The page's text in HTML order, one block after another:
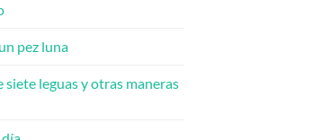
pez luna
siete leguas y otras maneras